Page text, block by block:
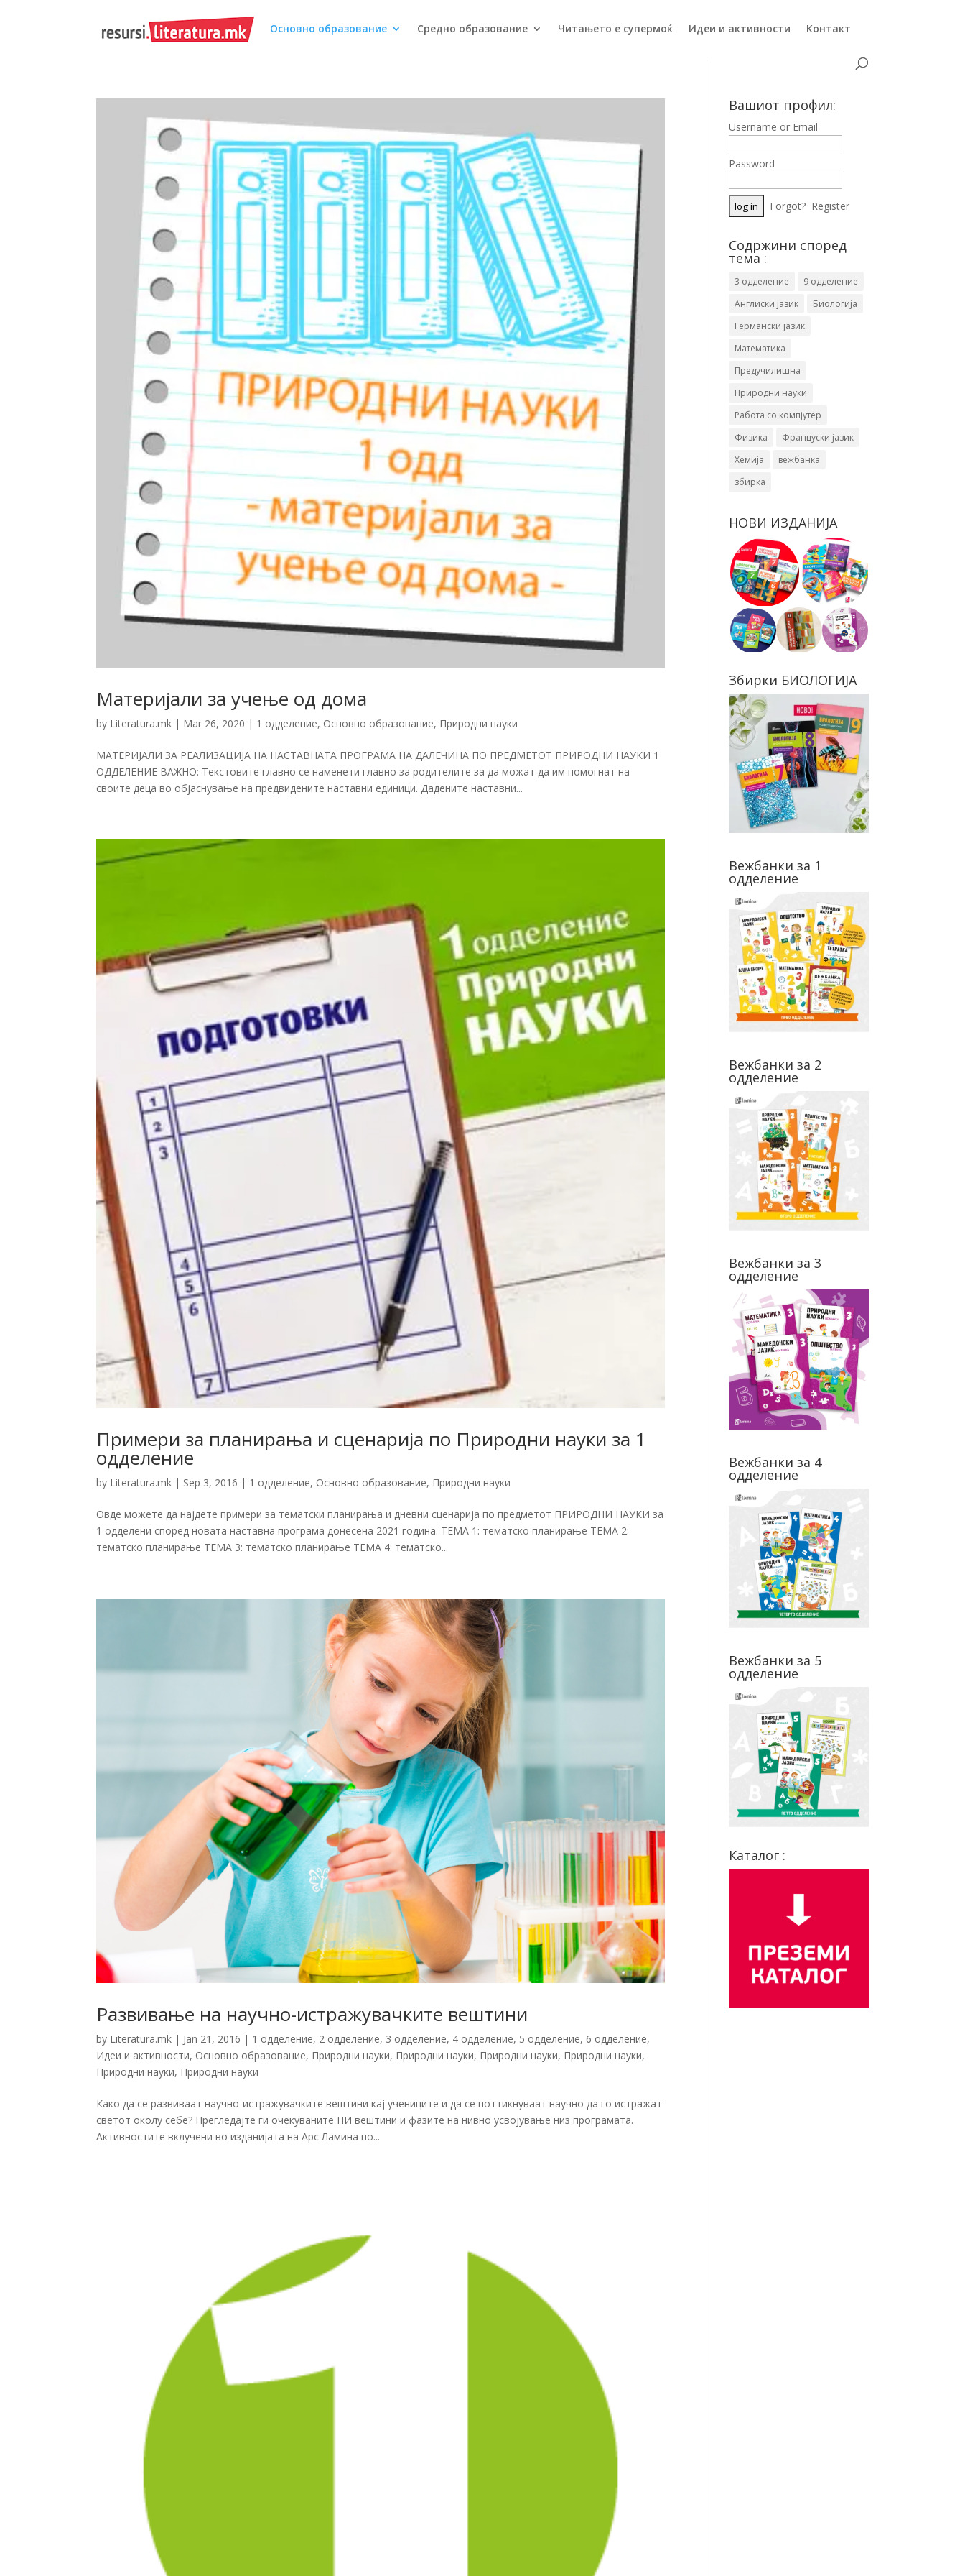
Основно образование Средно образование Читањето е супермоќ Идеи и активности Контакт
Материјали за учење од дома
by Literatura.mk | Mar 26, 2020 | 1 одделение, Основно образование, Природни науки
МАТЕРИЈАЛИ ЗА РЕАЛИЗАЦИЈА НА НАСТАВНАТА ПРОГРАМА НА ДАЛЕЧИНА ПО ПРЕДМЕТОТ ПРИРОДНИ НАУКИ 1
ОДДЕЛЕНИЕ ВАЖНО: Текстовите главно се наменети главно за родителите за да можат да им помогнат на
своите деца во објаснување на предвидените наставни единици. Дадените наставни...
Примери за планирања и сценарија по Природни науки за 1
одделение
by Literatura.mk | Sep 3, 2016 | 1 одделение, Основно образование, Природни науки
Овде можете да најдете примери за тематски планирања и дневни сценарија по предметот ПРИРОДНИ НАУКИ за
1 одделени според новата наставна програма донесена 2021 година. ТЕМА 1: тематско планирање ТЕМА 2:
тематско планирање ТЕМА 3: тематско планирање ТЕМА 4: тематско...
Развивање на научно-истражувачките вештини
by Literatura.mk | Jan 21, 2016 | 1 одделение, 2 одделение, 3 одделение, 4 одделение, 5 одделение,6 одделение,
Идеи и активности, Основно образование, Природни науки, Природни науки, Природни науки, Природни науки,
Природни науки, Природни науки
Како да се развиваат научно-истражувачките вештини кај учениците и да се поттикнуваат научно да го истражат
светот околу себе? Прегледајте ги очекуваните НИ вештини и фазите на нивно усвојување низ програмата.
Активностите вклучени во изданијата на Арс Ламина по...
Вашиот профил:
Username or Email
Password
Forgot? Register
Содржини според
тема :
3 одделение
9 одделение
Англиски јазик
Биологија
Германски јазик
Математика
Предучилишна
Природни науки
Работа со компјутер
Физика
Француски јазик
Хемија
вежбанка
збирка
НОВИ ИЗДАНИЈА
Збирки БИОЛОГИЈА
Вежбанки за 1
одделение
Вежбанки за 2
одделение
Вежбанки за 3
одделение
Вежбанки за 4
одделение
Вежбанки за 5
одделение
Каталог :